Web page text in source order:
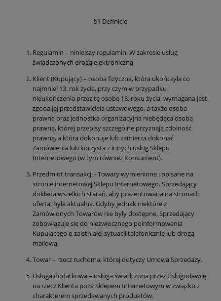
§1 Definicje
Regulamin – niniejszy regulamin. W zakresie usług
świadczonych drogą elektroniczną
Klient (Kupujący) – osoba fizyczna, która ukończyła co
najmniej 13. rok życia, przy czym w przypadku
nieukończenia przez tę osobę 18. roku życia, wymagana jest
zgoda jej przedstawiciela ustawowego, a także osoba
prawna oraz jednostka organizacyjna niebędąca osobą
prawną, której przepisy szczególne przyznają zdolność
prawną, a która dokonuje lub zamierza dokonać
Zamówienia lub korzysta z innych usług Sklepu
Internetowego (w tym również Konsument).
Przedmiot transakcji - Towary wymienione i opisane na
stronie internetowej Sklepu Internetowego. Sprzedający
dokłada wszelkich starań, aby prezentowana na stronach
oferta, była aktualna. Gdyby jednak niektóre z
Zamówionych Towarów nie były dostępne, Sprzedający
zobowiązuje się do niezwłocznego poinformowania
Kupującego o zaistniałej sytuacji telefonicznie lub drogą
mailową.
Towar – rzecz ruchoma, której dotyczy Umowa Sprzedaży.
Usługa dodatkowa – usługa świadczona przez Usługodawcę
na rzecz Klienta poza Sklepem Internetowym w związku z
charakterem sprzedawanych produktów.